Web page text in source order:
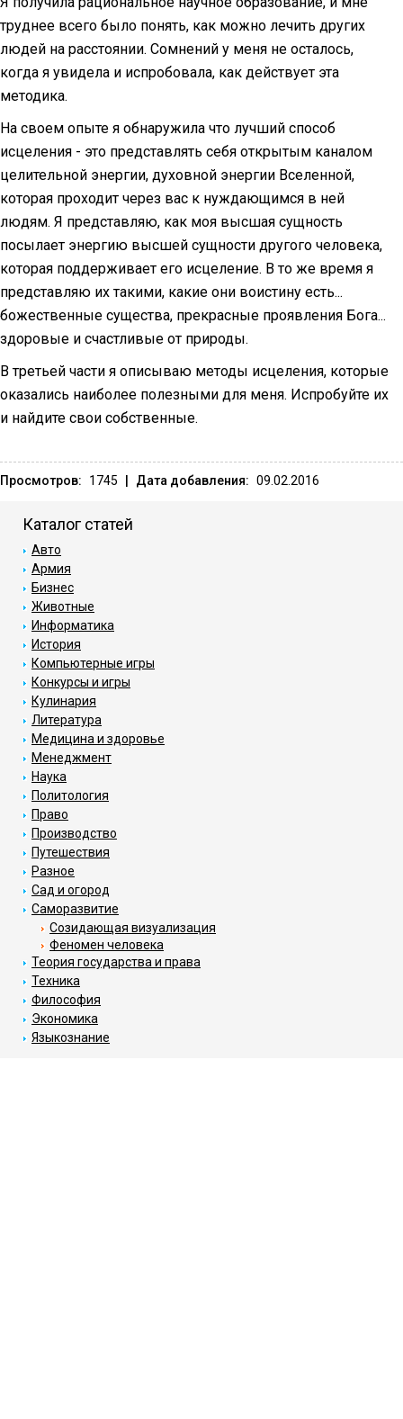
труднее всего было понять, как можно лечить других
людей на расстоянии. Сомнений у меня не осталось,
когда я увидела и испробовала, как действует эта
методика.
На своем опыте я обнаружила что лучший способ
исцеления - это представлять себя открытым каналом
целительной энергии, духовной энергии Вселенной,
которая проходит через вас к нуждающимся в ней
людям. Я представляю, как моя высшая сущность
посылает энергию высшей сущности другого человека,
которая поддерживает его исцеление. В то же время я
представляю их такими, какие они воистину есть...
божественные существа, прекрасные проявления Бога...
здоровые и счастливые от природы.
В третьей части я описываю методы исцеления, которые
оказались наиболее полезными для меня. Испробуйте их
и найдите свои собственные.
Просмотров: 1745 Дата добавления: 09.02.2016
Каталог статей
Авто
Армия
Бизнес
Животные
Информатика
История
Компьютерные игры
Конкурсы и игры
Кулинария
Литература
Медицина и здоровье
Менеджмент
Наука
Политология
Право
Производство
Путешествия
Разное
Сад и огород
Саморазвитие
Созидающая визуализация
Феномен человека
Теория государства и права
Техника
Философия
Экономика
Языкознание